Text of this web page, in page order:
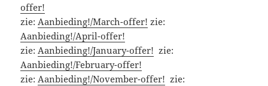
offer!
zie: Aanbieding!/March-offer! zie:
Aanbieding!/April-offer!
zie: Aanbieding!/January-offer! zie:
Aanbieding!/February-offer!
zie: Aanbieding!/November-offer! zie: